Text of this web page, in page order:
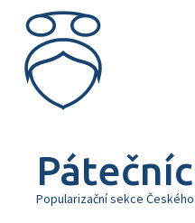
content
Popularizační sekce